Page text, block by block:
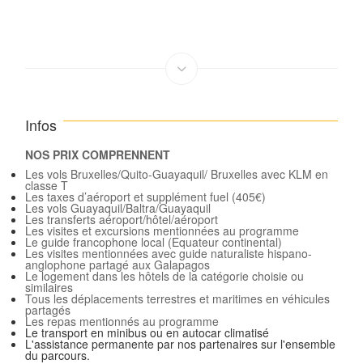
Infos
NOS PRIX COMPRENNENT
Les vols Bruxelles/Quito-Guayaquil/ Bruxelles avec KLM en
classe T
Les taxes d’aéroport et supplément fuel (405€)
Les vols Guayaquil/Baltra/Guayaquil
Les transferts aéroport/hôtel/aéroport
Les visites et excursions mentionnées au programme
Le guide francophone local (Equateur continental)
Les visites mentionnées avec guide naturaliste hispano-
anglophone partagé aux Galapagos
Le logement dans les hôtels de la catégorie choisie ou
similaires
Tous les déplacements terrestres et maritimes en véhicules
partagés
Les repas mentionnés au programme
Le transport en minibus ou en autocar climatisé
L'assistance permanente par nos partenaires sur l'ensemble
du parcours.